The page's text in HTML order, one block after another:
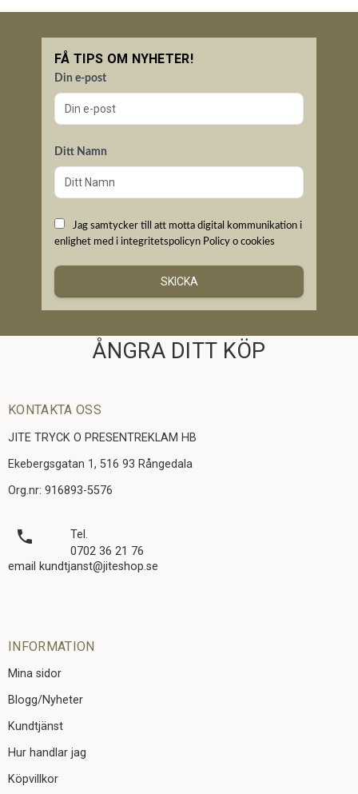
FÅ TIPS OM NYHETER!
Din e-post
Ditt Namn
Jag samtycker till att motta digital kommunikation i
enlighet med i integritetspolicyn Policy o cookies
SKICKA
ÅNGRA DITT KÖP
KONTAKTA OSS
JITE TRYCK O PRESENTREKLAM HB
Ekebergsgatan 1, 516 93 Rångedala
Org.nr: 916893-5576
local_phone
Tel.
0702 36 21 76
email kundtjanst@jiteshop.se
INFORMATION
Mina sidor
Blogg/Nyheter
Kundtjänst
Hur handlar jag
Köpvillkor